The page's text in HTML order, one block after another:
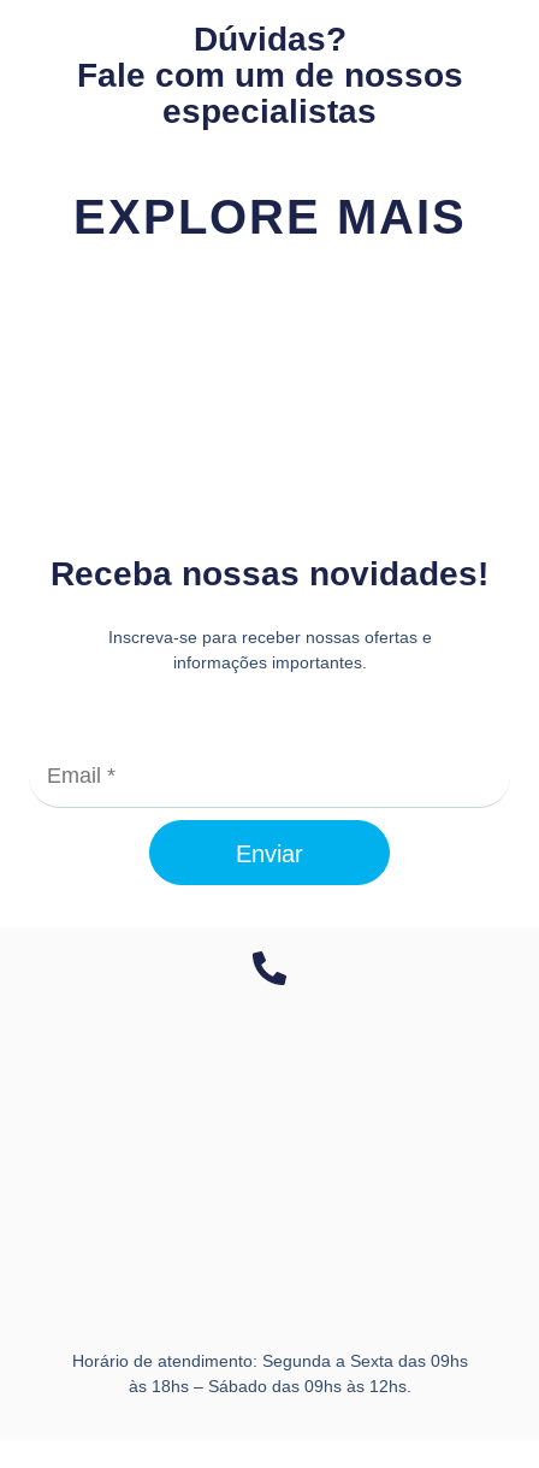
Dúvidas?
Fale com um de nossos
especialistas
EXPLORE MAIS
Receba nossas novidades!
Inscreva-se para receber nossas ofertas e
informações importantes.
Enviar
Horário de atendimento: Segunda a Sexta das 09hs
às 18hs – Sábado das 09hs às 12hs.